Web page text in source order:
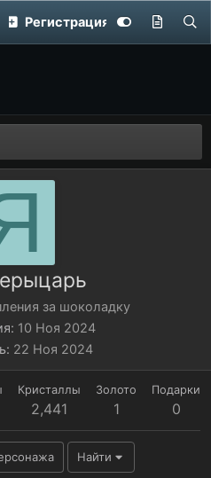
Регистрация
за шоколадку
10 Ноя 2024
22 Ноя 2024
Кристаллы
2,441
Золото
1
Подарки
0
Найти